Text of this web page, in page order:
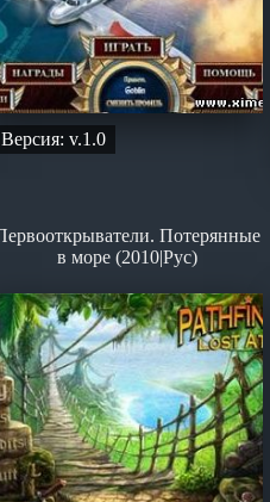
Версия: v.1.0
Потерянные
в море (2010|Рус)